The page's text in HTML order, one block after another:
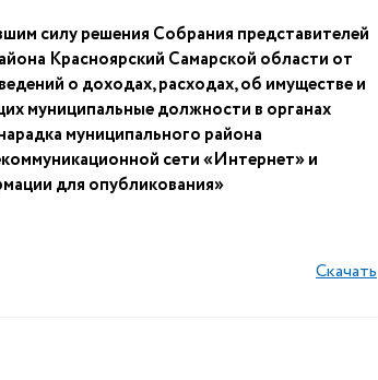
силу решения Собрания представителей
Красноярский Самарской области от
о доходах, расходах, об имуществе и
муниципальные должности в органах
муниципального района
сети «Интернет» и
для опубликования»
Скачать